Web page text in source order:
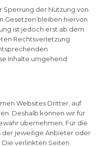
der Nutzung von
Gesetzen bleiben hiervon
ist jedoch erst ab dem
Rechtsverletzung
Inhalte umgehend
Websites Dritter, auf
Deshalb können wir für
übernehmen. Für die
der jeweilige Anbieter oder
verlinkten Seiten